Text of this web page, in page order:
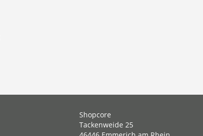
Shopcore
Tackenweide 25